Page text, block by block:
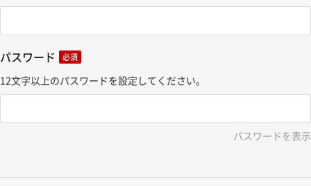
パスワード 必須
パスワードを表示
12文字以上のパスワードを設定してください。